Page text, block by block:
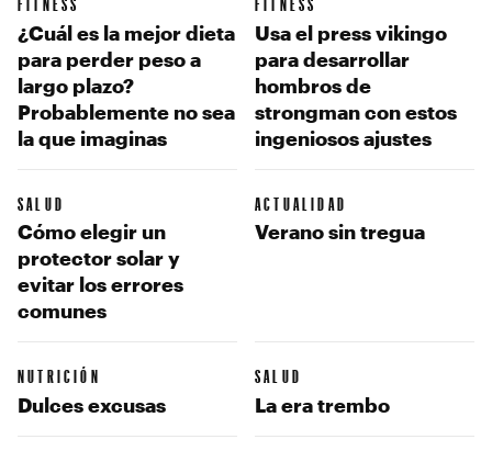
¿Cuál es la mejor dieta
para perder peso a
largo plazo?
Probablemente no sea
la que imaginas
Usa el press vikingo
para desarrollar
hombros de
strongman con estos
ingeniosos ajustes
SALUD
Cómo elegir un
protector solar y
evitar los errores
comunes
ACTUALIDAD
Verano sin tregua
NUTRICIÓN
Dulces excusas
SALUD
La era trembo